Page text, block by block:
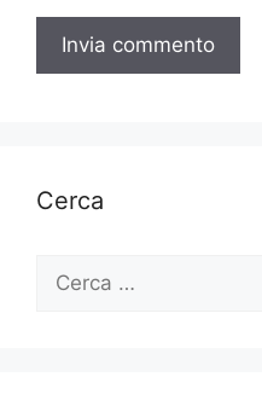
Cerca
per: